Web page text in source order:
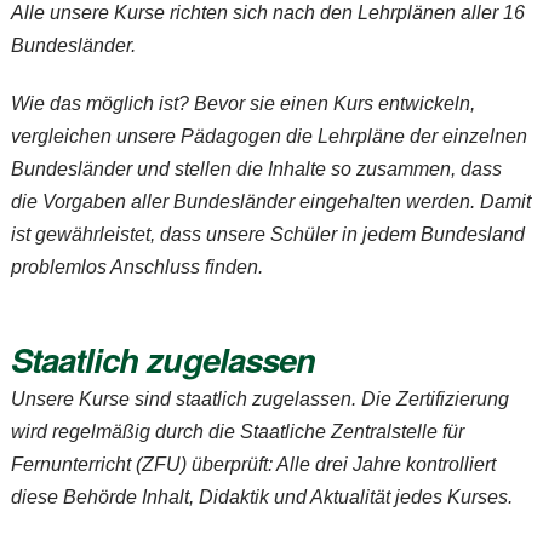
Alle unsere Kurse richten sich nach den Lehrplänen aller 16
Bundesländer.
Wie das möglich ist? Bevor sie einen Kurs entwickeln,
vergleichen unsere Pädagogen die Lehrpläne der einzelnen
Bundesländer und stellen die Inhalte so zusammen, dass
die Vorgaben aller Bundesländer eingehalten werden. Damit
ist gewährleistet, dass unsere Schüler in jedem Bundesland
problemlos Anschluss finden.
Staatlich zugelassen
Unsere Kurse sind staatlich zugelassen. Die Zertifizierung
wird regelmäßig durch die Staatliche Zentralstelle für
Fernunterricht (ZFU) überprüft: Alle drei Jahre kontrolliert
diese Behörde Inhalt, Didaktik und Aktualität jedes Kurses.